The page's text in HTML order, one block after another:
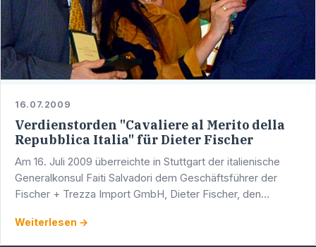
16.07.2009
Verdienstorden "Cavaliere al Merito della
Repubblica Italia" für Dieter Fischer
Am 16. Juli 2009 überreichte in Stuttgart der italienische
Generalkonsul Faiti Salvadori dem Geschäftsführer der
Fischer + Trezza Import GmbH, Dieter Fischer, den
Weiterlesen →